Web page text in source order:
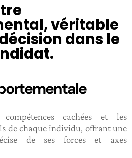
véritable
dans le
cachées et les
de chaque individu, offrant une
de ses forces et axes